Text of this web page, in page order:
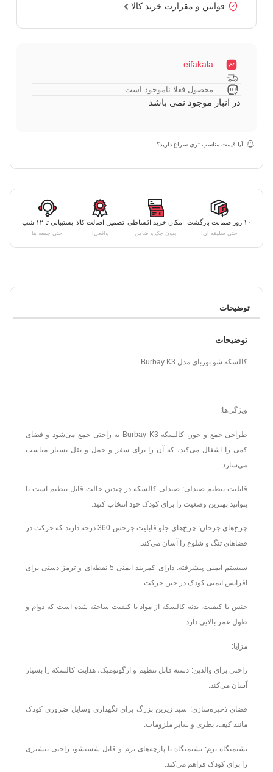
قوانین و مقرارت خرید کالا
eifakala
محصول فعلا ناموجود است
در انبار موجود نمی باشد
آیا قیمت مناسب تری سراغ دارید؟
۱۰ روز ضمانت بازگشت
حتی سلیقه ای!
امکان خرید اقساطی
بدون چک و ضامن
تضمین اصالت کالا
واقعی!
پشتیبانی تا ۱۲ شب
حتی جمعه ها
توضیحات
توضیحات
کالسکه شو بوربای مدل Burbay K3
ویژگی‌ها:
طراحی جمع و جور: کالسکه Burbay K3 به راحتی جمع می‌شود و فضای
کمی را اشغال می‌کند، که آن را برای سفر و حمل و نقل بسیار مناسب
می‌سازد.
قابلیت تنظیم صندلی: صندلی کالسکه در چندین حالت قابل تنظیم است تا
بتوانید بهترین وضعیت را برای کودک خود انتخاب کنید.
چرخ‌های چرخان: چرخ‌های جلو قابلیت چرخش 360 درجه دارند که حرکت در
فضاهای تنگ و شلوغ را آسان می‌کند.
سیستم ایمنی پیشرفته: دارای کمربند ایمنی 5 نقطه‌ای و ترمز دستی برای
افزایش ایمنی کودک در حین حرکت.
جنس با کیفیت: بدنه کالسکه از مواد با کیفیت ساخته شده است که دوام و
طول عمر بالایی دارد.
مزایا:
راحتی برای والدین: دسته قابل تنظیم و ارگونومیک، هدایت کالسکه را بسیار
آسان می‌کند.
فضای ذخیره‌سازی: سبد زیرین بزرگ برای نگهداری وسایل ضروری کودک
مانند کیف، بطری و سایر ملزومات.
نشیمنگاه نرم: نشیمنگاه با پارچه‌های نرم و قابل شستشو، راحتی بیشتری
را برای کودک فراهم می‌کند.